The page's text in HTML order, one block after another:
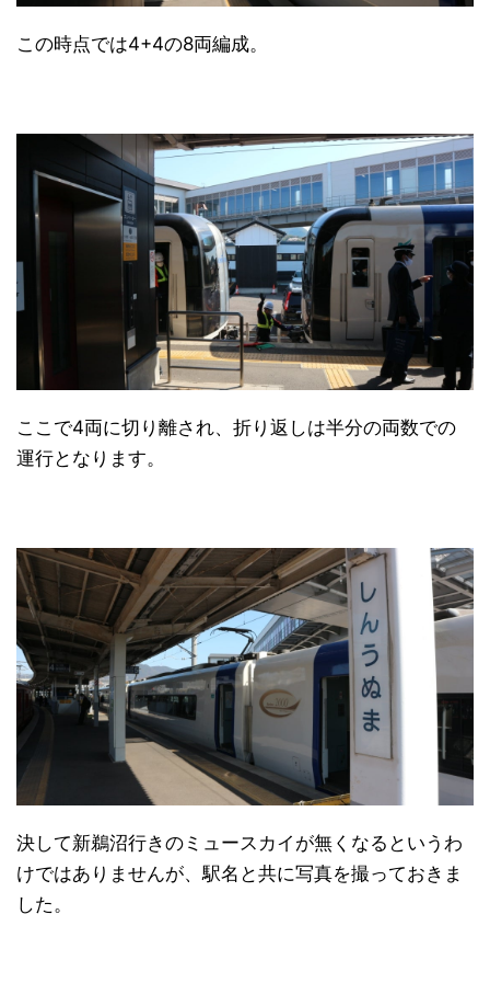
この時点では4+4の8両編成。
ここで4両に切り離され、折り返しは半分の両数での
運行となります。
決して新鵜沼行きのミュースカイが無くなるというわ
けではありませんが、駅名と共に写真を撮っておきま
した。